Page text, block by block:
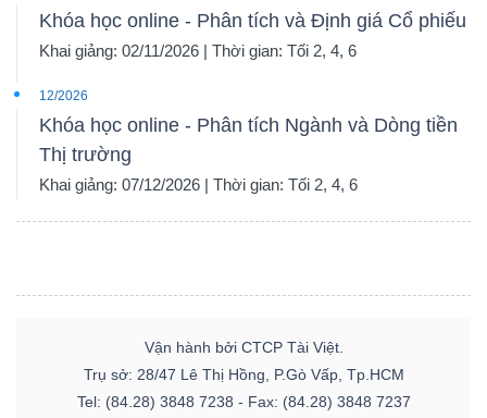
Khóa học online - Phân tích và Định giá Cổ phiếu
Khai giảng: 02/11/2026 | Thời gian: Tối 2, 4, 6
12/2026
Khóa học online - Phân tích Ngành và Dòng tiền
Thị trường
Khai giảng: 07/12/2026 | Thời gian: Tối 2, 4, 6
Vận hành bởi CTCP Tài Việt.
Trụ sở: 28/47 Lê Thị Hồng, P.Gò Vấp, Tp.HCM
Tel: (84.28) 3848 7238 - Fax: (84.28) 3848 7237